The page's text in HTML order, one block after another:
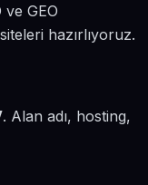
GEO
hazırlıyoruz.
. Alan adı, hosting,